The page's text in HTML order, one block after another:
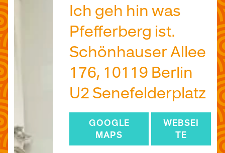
Ich geh hin was
Pfefferberg ist.
Schönhauser Allee
176, 10119 Berlin
U2 Senefelderplatz
GOOGLE
MAPS
WEBSEI
TE